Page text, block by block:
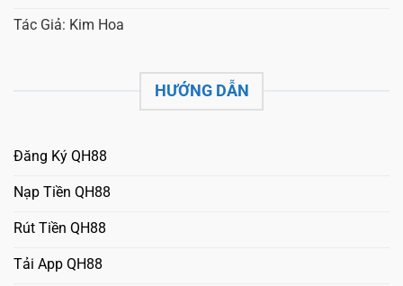
Tác Giả: Kim Hoa
HƯỚNG DẪN
Đăng Ký QH88
Nạp Tiền QH88
Rút Tiền QH88
Tải App QH88